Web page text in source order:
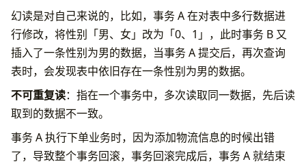
幻读是对自己来说的，比如，事务 A 在对表中多行数据进
行修改，将性别「男、女」改为「0、1」，此时事务 B 又
插入了一条性别为男的数据，当事务 A 提交后，再次查询
表时，会发现表中依旧存在一条性别为男的数据。
不可重复读：指在一个事务中，多次读取同一数据，先后读
取到的数据不一致。
事务 A 执行下单业务时，因为添加物流信息的时候出错
了，导致整个事务回滚，事务回滚完成后，事务 A 就结束